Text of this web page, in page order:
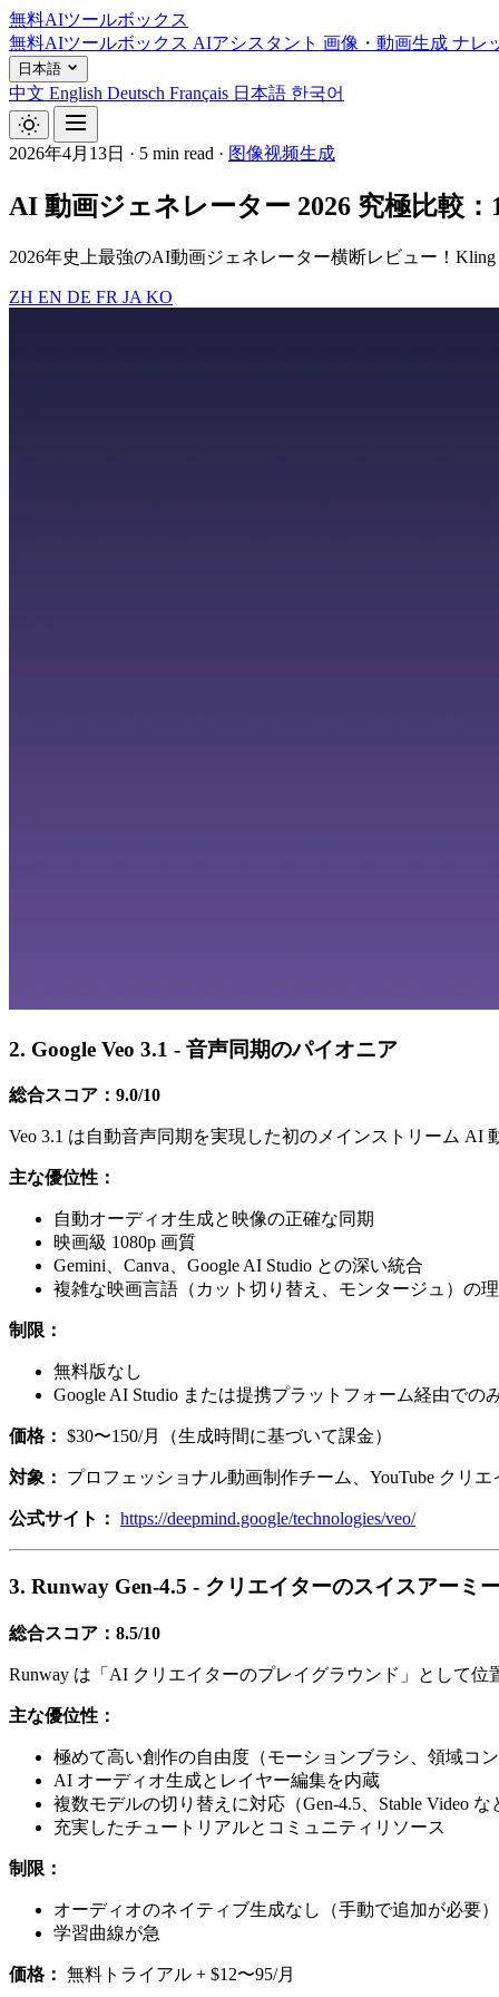
無料AIツールボックス
無料AIツールボックス AIアシスタント 画像・動画生成 ナレ
日本語
中文 English Deutsch Français 日本語 한국어
2026年4月13日 · 5 min read · 图像视频生成
AI 動画ジェネレーター 2026 究極比較
2026年史上最強のAI動画ジェネレーター横断レビュー！
ZH EN DE FR JA KO
2. Google Veo 3.1 - 音声同期のパイオニア
総合スコア：9.0/10
Veo 3.1 は自動音声同期を実現した初のメインストリーム
主な優位性：
自動オーディオ生成と映像の正確な同期
映画級 1080p 画質
Gemini、Canva、Google AI Studio との深い統合
複雑な映画言語（カット切り替え、モンタージュ）の
制限：
無料版なし
Google AI Studio または提携プラットフォーム経由での
価格： $30〜150/月（生成時間に基づいて課金）
対象： プロフェッショナル動画制作チーム、YouTube クリ
公式サイト： https://deepmind.google/technologies/veo/
3. Runway Gen-4.5 - クリエイターのスイスアーミ
総合スコア：8.5/10
Runway は「AI クリエイターのプレイグラウンド」として
主な優位性：
極めて高い創作の自由度（モーションブラシ、領域コ
AI オーディオ生成とレイヤー編集を内蔵
複数モデルの切り替えに対応（Gen-4.5、Stable Video な
充実したチュートリアルとコミュニティリソース
制限：
オーディオのネイティブ生成なし（手動で追加が必要）
学習曲線が急
価格： 無料トライアル + $12〜95/月